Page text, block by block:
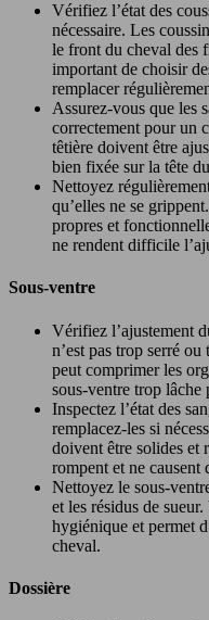
Vérifiez l’état des
nécessaire. Les
le front du cheval des
important de choisir
remplacer
Assurez-vous que les
correctement pour un
têtière doivent être
bien fixée sur la tête
Nettoyez
qu’elles ne se
propres et
ne rendent difficile
Sous-ventre
Vérifiez l’ajustement
n’est pas trop serré
peut comprimer les
sous-ventre trop lâche
Inspectez l’état des
remplacez-les si
doivent être solides et
rompent et ne causent
Nettoyez le sous-
et les résidus de
hygiénique et permet
cheval.
Dossière